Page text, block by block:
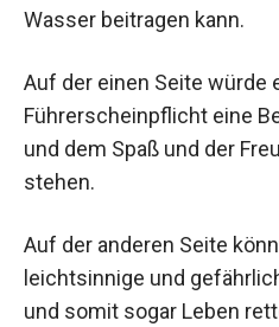
Wasser beitragen kann.
Auf der einen Seite würde
Führerscheinpflicht eine
und dem Spaß und der
stehen.
Auf der anderen Seite
leichtsinnige und
und somit sogar Leben